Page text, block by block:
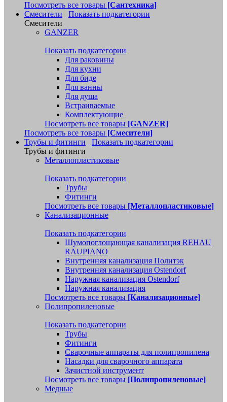
Посмотреть все товары [Сантехника]
Смесители
Показать подкатегории
Смесители
GANZER
Показать подкатегории
Для раковины
Для кухни
Для биде
Для ванны
Для душа
Встраиваемые
Комплектующие
Посмотреть все товары [GANZER]
Посмотреть все товары [Смесители]
Трубы и фитинги
Показать подкатегории
Трубы и фитинги
Металлопластиковые
Показать подкатегории
Трубы
Фитинги
Посмотреть все товары [Металлопластиковые]
Канализационные
Показать подкатегории
Шумопоглощающая канализация REHAU
RAUPIANO
Внутренняя канализация Политэк
Внутренняя канализация Ostendorf
Наружная канализация Ostendorf
Наружная канализация
Посмотреть все товары [Канализационные]
Полипропиленовые
Показать подкатегории
Трубы
Фитинги
Сварочные аппараты для полипропилена
Насадки для сварочного аппарата
Зачистной инструмент
Посмотреть все товары [Полипропиленовые]
Медные